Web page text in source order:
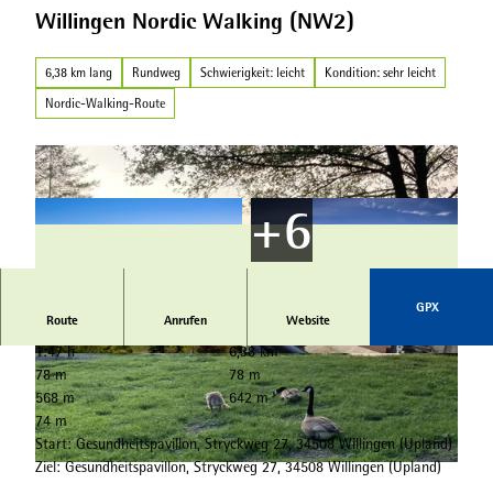
Willingen Nordic Walking (NW2)
6,38 km lang Rundweg Schwierigkeit: leicht
Kondition: sehr leicht
Nordic-Walking-Route
© Sophia Beyer, Tourist-Information Willingen |CC-BY-SA
© Tourist-Information Willingen |CC-BY-SA © Freizeitwelt Willingen, sabrinity |CC-BY-SA
Route Anrufen Website
GPX
1:47 h
6,38 km
78 m
78 m
568 m
642 m
74 m
Start: Gesundheitspavillon, Stryckweg 27, 34508 Willingen (Upland)
Ziel: Gesundheitspavillon, Stryckweg 27, 34508 Willingen (Upland)